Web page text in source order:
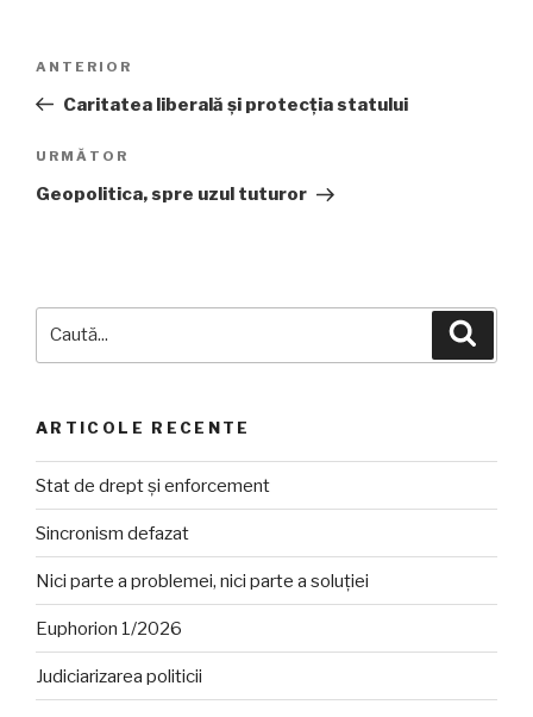
articole
Articolul
anterior
ANTERIOR
Caritatea liberală și protecția statului
Articolul
următor
URMĂTOR
Geopolitica, spre uzul tuturor
ARTICOLE RECENTE
Stat de drept și enforcement
Sincronism defazat
Nici parte a problemei, nici parte a soluției
Euphorion 1/2026
Judiciarizarea politicii